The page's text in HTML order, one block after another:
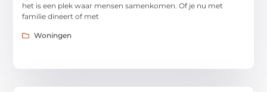
het is een plek waar mensen samenkomen. Of je nu met
familie dineert of met
Woningen